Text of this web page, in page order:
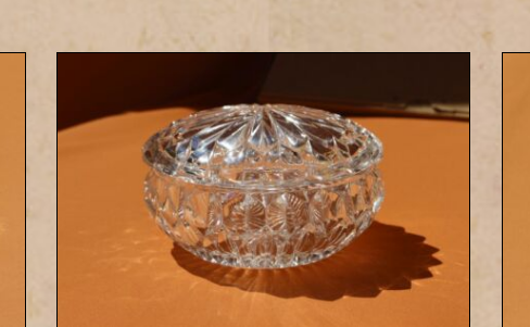
Bleikristall-Vase, geschliffen,
schwere Ausführung | Küche
Keramik und Küchenutensilien